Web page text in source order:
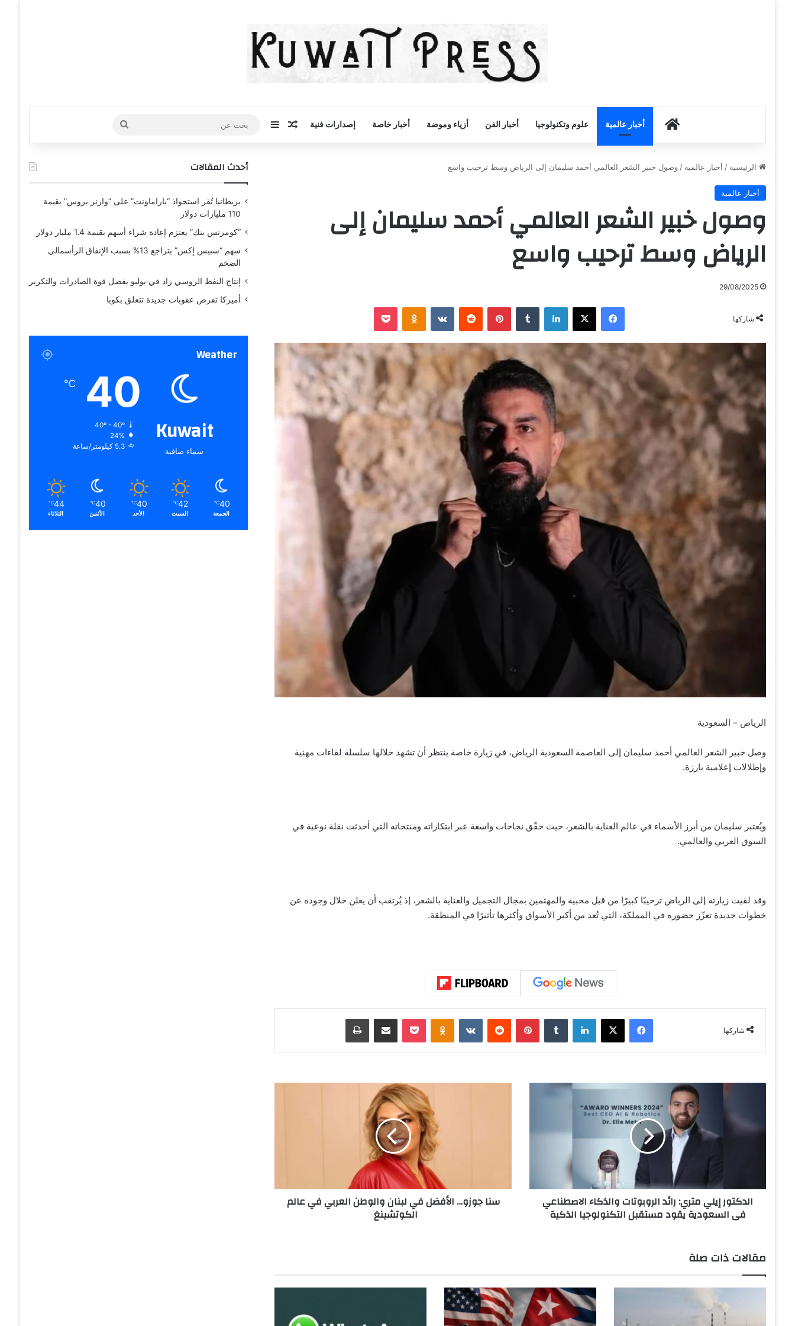
أخبار الكويت
أخبار عالمية علوم وتكنولوجيا أخبار الفن أزياء وموضة أخبار خاصة إصدارات فنية مقال عشوائي
إضافة عمود جانبي
بحث
عن
الرئيسية / أخبار عالمية / وصول خبير الشعر العالمي أحمد سليمان إلى الرياض وسط ترحيب واسع
أخبار عالمية
وصول خبير الشعر العالمي أحمد سليمان إلى
الرياض وسط ترحيب واسع
29/08/2025
شاركها
فيسبوك ‫X لينكدإن ‏Tumblr بينتيريست ‏Reddit
‏VKontakte
Odnoklassniki
‫Pocket
الرياض – السعودية
وصل خبير الشعر العالمي أحمد سليمان إلى العاصمة السعودية الرياض، في زيارة خاصة ينتظر أن تشهد خلالها سلسلة لقاءات مهنية
وإطلالات إعلامية بارزة.
ويُعتبر سليمان من أبرز الأسماء في عالم العناية بالشعر، حيث حقّق نجاحات واسعة عبر ابتكاراته ومنتجاته التي أحدثت نقلة نوعية في
السوق العربي والعالمي.
وقد لقيت زيارته إلى الرياض ترحيبًا كبيرًا من قبل محبيه والمهتمين بمجال التجميل والعناية بالشعر، إذ يُرتقب أن يعلن خلال وجوده عن
خطوات جديدة تعزّز حضوره في المملكة، التي تُعد من أكبر الأسواق وأكثرها تأثيرًا في المنطقة.
شاركها
فيسبوك ‫X لينكدإن ‏Tumblr بينتيريست ‏Reddit
‏VKontakte
Odnoklassniki
‫Pocket مشاركة عبر البريد طباعة
ي
ي
:
ر
الدكتور إيلي متري: رائد الروبوتات والذكاء الاصطناعي
في السعودية يقود مستقبل التكنولوجيا الذكية
ا
ي
ل
ب
ن
سنا جوزو… الأفضل في لبنان والوطن العربي في عالم
الكوتشينغ
مقالات ذات صلة
أحدث المقالات
بريطانيا تُقر استحواذ “باراماونت” على “وارنر بروس” بقيمة
110 مليارات دولار
“كومرتس بنك” يعتزم إعادة شراء أسهم بقيمة 1.4 مليار دولار
سهم “سبيس إكس” يتراجع 13% بسبب الإنفاق الرأسمالي
الضخم
إنتاج النفط الروسي زاد في يوليو بفضل قوة الصادرات والتكرير
أميركا تفرض عقوبات جديدة تتعلق بكوبا
Weather
Kuwait
سماء صافية
40
℃
40º - 40º
24%
5.3 كيلومتر/ساعة
40
℃
الجمعة
42
℃
السبت
40
℃
الأحد
40
℃
الأثنين
44
℃
الثلاثاء